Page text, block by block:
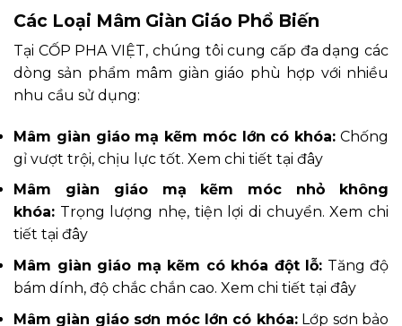
Các Loại Mâm Giàn Giáo Phổ Biến
Tại CỐP PHA VIỆT, chúng tôi cung cấp đa dạng các
dòng sản phẩm mâm giàn giáo phù hợp với nhiều
nhu cầu sử dụng:
Mâm giàn giáo mạ kẽm móc lớn có khóa: Chống
gỉ vượt trội, chịu lực tốt. Xem chi tiết tại đây
Mâm giàn giáo mạ kẽm móc nhỏ không
khóa: Trọng lượng nhẹ, tiện lợi di chuyển.Xem chi
tiết tại đây
Mâm giàn giáo mạ kẽm có khóa đột lỗ: Tăng độ
bám dính, độ chắc chắn cao. Xem chi tiết tại đây
Mâm giàn giáo sơn móc lớn có khóa:Lớp sơn bảo